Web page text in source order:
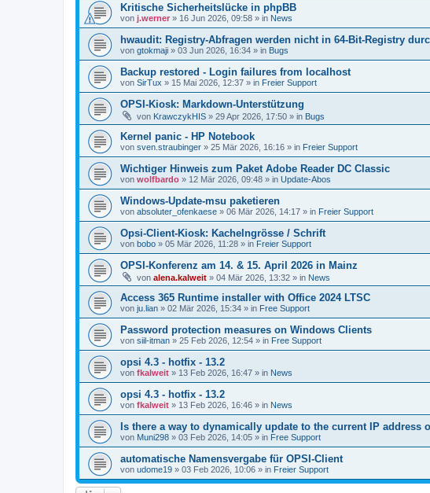
Kritische Sicherheitslücke in phpBB
von j.werner » 16 Jun 2026, 09:58 » in News
hwaudit: Registry-Abfragen werden nicht in 64-Bit-Registry
von gtokmaji » 03 Jun 2026, 16:34 » in Bugs
Backup restored - Login failures from localhost
von SirTux » 15 Mai 2026, 12:37 » in Freier Support
OPSI-Kiosk: Markdown-Unterstützung
von KrawczykHIS » 29 Apr 2026, 17:50 » in Bugs
Kernel panic - HP Notebook
von sven.straubinger » 25 Mär 2026, 16:16 » in Freier Support
Wichtiger Hinweis zum Paket Adobe Reader DC Classic
von wolfbardo » 12 Mär 2026, 09:48 » in Update-Abos
Windows-Update-msu paketieren
von absoluter_ofenkaese » 06 Mär 2026, 14:17 » in Freier Support
Opsi-Client-Kiosk: Kachelngrösse / Schrift
von bobo » 05 Mär 2026, 11:28 » in Freier Support
OPSI-Konferenz am 14. & 15. April 2026 in Mainz
von alena.kalweit » 04 Mär 2026, 13:32 » in News
Access 365 Runtime installer with Office 2024 LTSC
von ju.lian » 02 Mär 2026, 15:34 » in Free Support
Password protection measures on Windows Clients
von siil-itman » 25 Feb 2026, 12:54 » in Free Support
opsi 4.3 - hotfix - 13.2
von fkalweit » 13 Feb 2026, 16:47 » in News
opsi 4.3 - hotfix - 13.2
von fkalweit » 13 Feb 2026, 16:46 » in News
Is there a way to dynamically update to the current IP address
von Muni298 » 03 Feb 2026, 14:05 » in Free Support
automatische Namensvergabe für OPSI-Client
von udome19 » 03 Feb 2026, 10:06 » in Freier Support